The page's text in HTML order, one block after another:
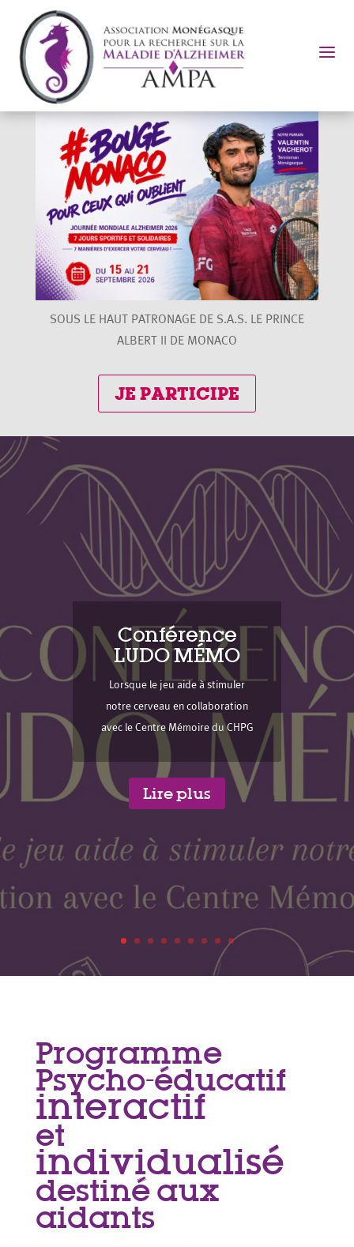
a
SOUS LE HAUT PATRONAGE DE S.A.S. LE PRINCE
ALBERT II DE MONACO
JE PARTICIPE
Conférence
LUDO MÉMO
Lorsque le jeu aide à stimuler
notre cerveau en collaboration
avec le Centre Mémoire du CHPG
Lire plus
Programme
Psycho-éducatif
interactif
et
individualisé
destiné aux
aidants